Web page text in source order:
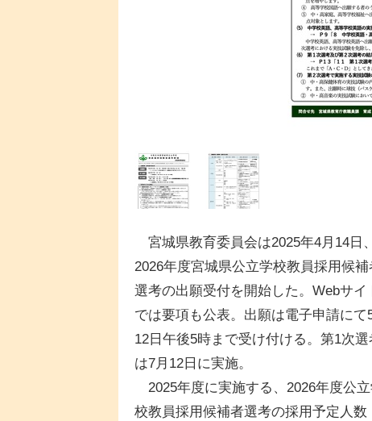
宮城県教育委員会は2025年4月14日、
2026年度宮城県公立学校教員採用候補
選考の出願受付を開始した。Webサイ
では要項も公表。出願は電子申請にて
12日午後5時まで受け付ける。第1次選
は7月12日に実施。
2025年度に実施する、2026年度公
校教員採用候補者選考の採用予定人数